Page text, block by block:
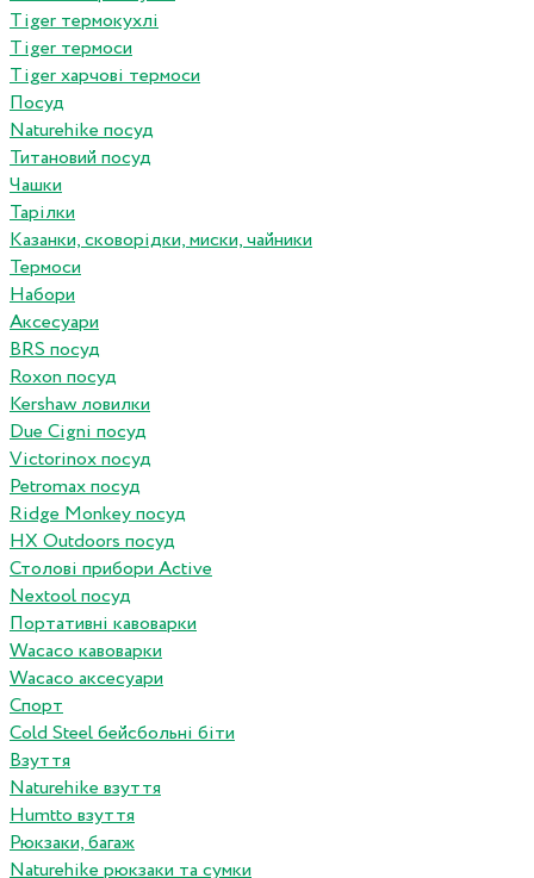
Tiger термокухлі
Tiger термоси
Tiger харчові термоси
Посуд
Naturehike посуд
Титановий посуд
Чашки
Тарілки
Казанки, сковорідки, миски, чайники
Термоси
Набори
Аксесуари
BRS посуд
Roxon посуд
Kershaw ловилки
Due Cigni посуд
Victorinox посуд
Petromax посуд
Ridge Monkey посуд
HX Outdoors посуд
Столові прибори Active
Nextool посуд
Портативні кавоварки
Wacaco кавоварки
Wacaco аксесуари
Спорт
Cold Steel бейсбольні біти
Взуття
Naturehike взуття
Humtto взуття
Рюкзаки, багаж
Naturehike рюкзаки та сумки